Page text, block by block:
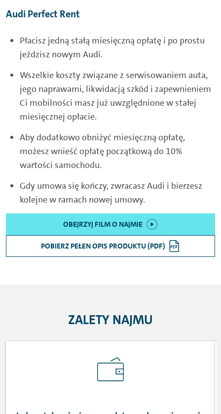
Audi Perfect Rent
Płacisz jedną stałą miesięczną opłatę i po prostu
jeździsz nowym Audi.
Wszelkie koszty związane z serwisowaniem auta,
jego naprawami, likwidacją szkód i zapewnieniem
Ci mobilności masz już uwzględnione w stałej
miesięcznej opłacie.
Aby dodatkowo obniżyć miesięczną opłatę,
możesz wnieść opłatę początkową do 10%
wartości samochodu.
Gdy umowa się kończy, zwracasz Audi i bierzesz
kolejne w ramach nowej umowy.
OBEJRZYJ FILM O NAJMIE
POBIERZ PEŁEN OPIS PRODUKTU (PDF)
ZALETY NAJMU